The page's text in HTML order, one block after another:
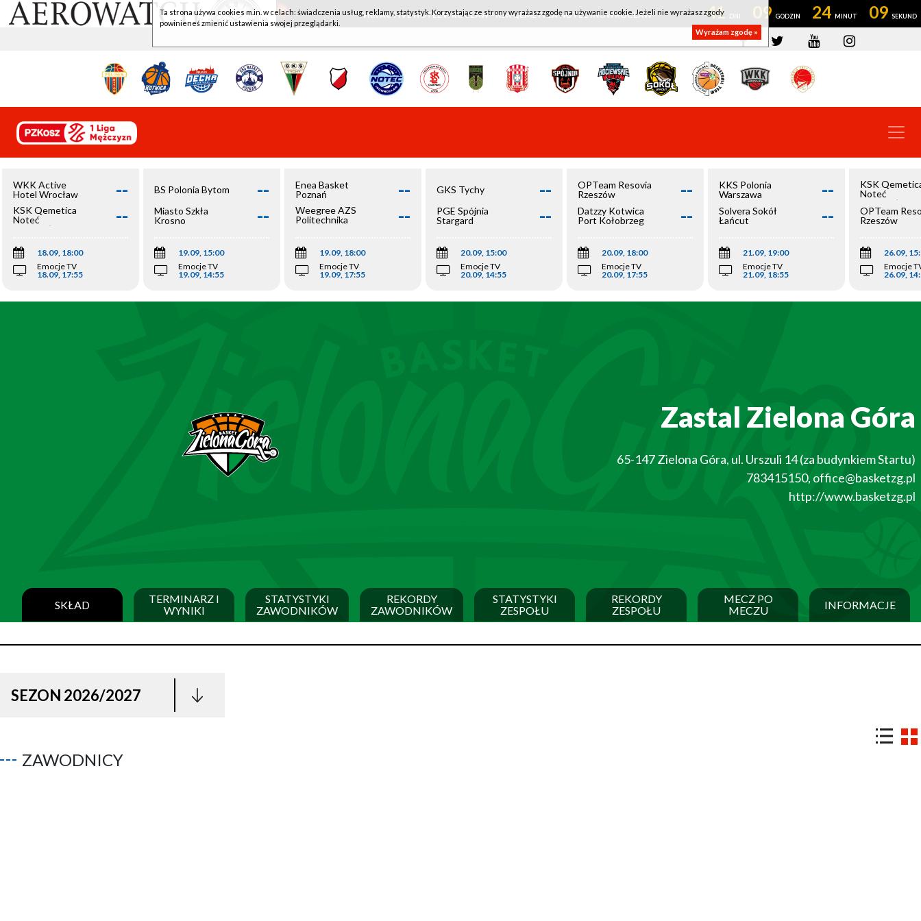
WKK ACTIVE HOTEL WROCŁAW - KSK QEMETICA NOTEĆ INOWROCŁAW 41 09 24 08
WKK Active
Hotel Wrocław
--
KSK Qemetica
Noteć
Inowrocław
--
18.09, 18:00
Emocje TV
18.09, 17:55
BS Polonia Bytom --
Miasto Szkła
Krosno
--
19.09, 15:00
Emocje TV
19.09, 14:55
Enea Basket
Poznań
--
Weegree AZS
Politechnika
--
19.09, 18:00
Emocje TV
19.09, 17:55
GKS Tychy --
PGE Spójnia
Stargard
--
20.09, 15:00
Emocje TV
20.09, 14:55
OPTeam Resovia
Rzeszów
--
Datzzy Kotwica
Port Kołobrzeg
--
20.09, 18:00
Emocje TV
20.09, 17:55
KKS Polonia
Warszawa
--
Solvera Sokół
Łańcut
--
21.09, 19:00
Emocje TV
21.09, 18:55
KSK
Noteć
Inowrocław
OPTeam
Rzeszów
26.09,
Emocje
26.09,
Zastal Zielona Góra
65-147Zielona Góra, ul. Urszuli 14 (za budynkiem Startu)
783415150, office@basketzg.pl
http://www.basketzg.pl
SKŁAD
TERMINARZ I
WYNIKI
STATYSTYKI
ZAWODNIKÓW
REKORDY
ZAWODNIKÓW
STATYSTYKI
ZESPOŁU
REKORDY
ZESPOŁU
MECZ PO
MECZU
INFORMACJE
SEZON 2026/2027
ZAWODNICY
Ta strona używa cookies m.in. w celach: świadczenia usług, reklamy, statystyk. Korzystając ze strony wyrażasz zgodę na używanie cookie. Jeżeli nie wyrażasz zgody
powinieneś zmienić ustawienia swojej przeglądarki.
Wyrażam zgodę »